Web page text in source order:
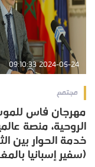
2024-05-24 09:10:33
مجتمع
مهرجان فاس
الروحية، منصة
خدمة الحوار بين
(سفير إسبانيا